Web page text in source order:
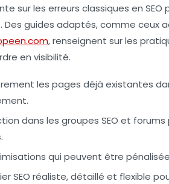
sur les erreurs classiques en
guides adaptés, comme ceux
, renseignent sur les
en visibilité.
les pages déjà existantes
dans les groupes SEO et
qui peuvent être
SEO réaliste, détaillé et flexible